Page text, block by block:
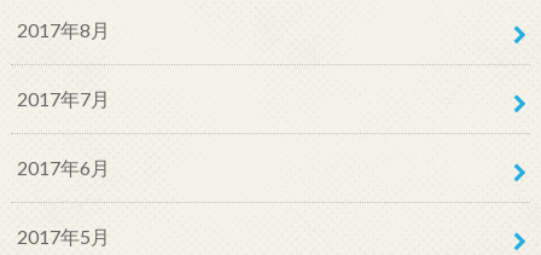
2017年8月
2017年7月
2017年6月
2017年5月